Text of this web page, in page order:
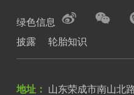
绿色信息
披露
轮胎知识
地址： 山东荣成市南山北